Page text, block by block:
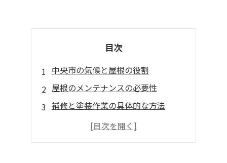
目次
中央市の気候と屋根の役割
屋根のメンテナンスの必要性
補修と塗装作業の具体的な方法
メンテナンスによる資産価値の向上
結論：安心・安全な住まいのために